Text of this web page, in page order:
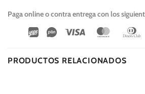
Paga online o contra entrega con los
Wirecard
Vipps Visa
PRODUCTOS RELACIONADOS